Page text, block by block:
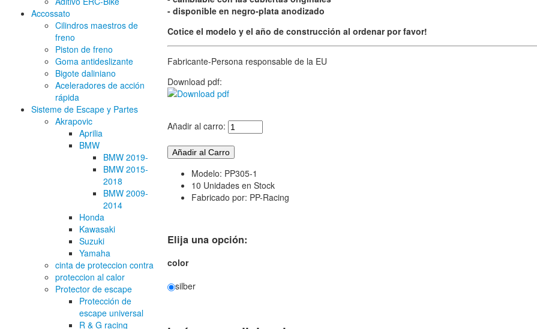
Accossato
Cilindros maestros de
freno
Piston de freno
Goma antideslizante
Bigote daliniano
Aceleradores de acción
rápida
Sisteme de Escape y Partes
Akrapovic
Aprilia
BMW
BMW 2019-
BMW 2015-
2018
BMW 2009-
2014
Honda
Kawasaki
Suzuki
Yamaha
cinta de proteccion contra
proteccion al calor
Protector de escape
Protección de
escape universal
R & G racing
- disponible en negro-plata anodizado
Cotice el modelo y el año de construcción al ordenar por favor!
Fabricante-Persona responsable de la EU
Download pdf:
Añadir al carro:
Modelo: PP305-1
10 Unidades en Stock
Fabricado por: PP-Racing
Elija una opción:
color
silber